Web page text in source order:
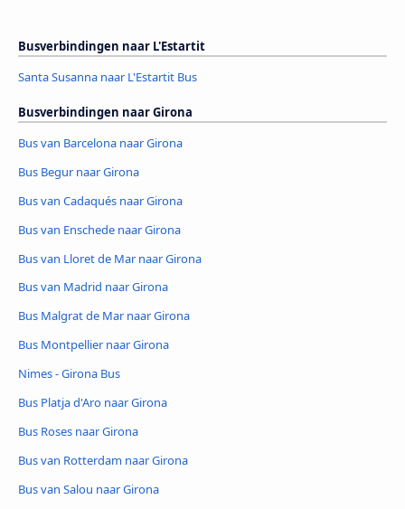
Busverbindingen naar L'Estartit
Santa Susanna naar L'Estartit Bus
Busverbindingen naar Girona
Bus van Barcelona naar Girona
Bus Begur naar Girona
Bus van Cadaqués naar Girona
Bus van Enschede naar Girona
Bus van Lloret de Mar naar Girona
Bus van Madrid naar Girona
Bus Malgrat de Mar naar Girona
Bus Montpellier naar Girona
Nimes - Girona Bus
Bus Platja d'Aro naar Girona
Bus Roses naar Girona
Bus van Rotterdam naar Girona
Bus van Salou naar Girona